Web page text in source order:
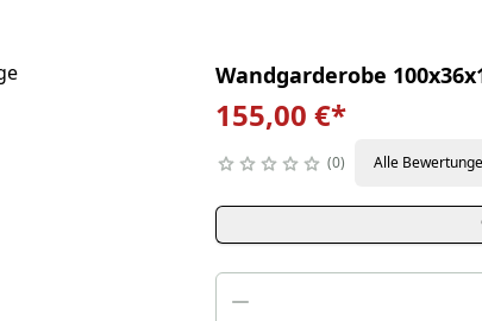
Wandgarderobe
155,00 €*
0 Alle